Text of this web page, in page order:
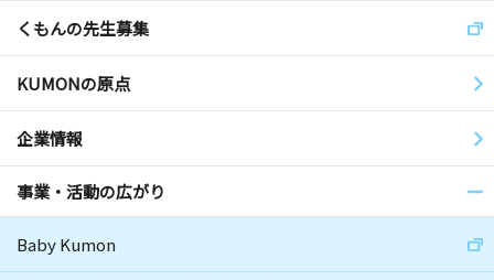
くもんの先生募集
KUMONの原点
企業情報
事業・活動の広がり
Baby Kumon